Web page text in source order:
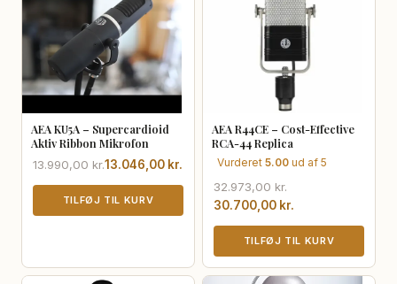
AEA KU5A – Supercardioid
Aktiv Ribbon Mikrofon
13.990,00 kr.
Den
oprindelige
var:
13.046,00 kr.
Den
aktuelle
er:
TILFØJ TIL KURV
AEA R44CE – Cost-Effective
RCA-44 Replica
Vurderet 5.00 ud af 5
32.973,00 kr.
Den
oprindelige
pris
32.973,00 kr..
30.700,00 kr.
Den
aktuelle
pris
30.700,00 kr..
TILFØJ TIL KURV